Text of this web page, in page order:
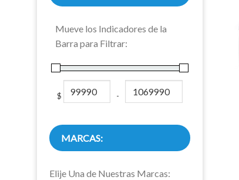
Mueve los Indicadores de la
Barra para Filtrar:
$
Minimum Price
-
Maximum Price
MARCAS:
Elije Una de Nuestras Marcas: